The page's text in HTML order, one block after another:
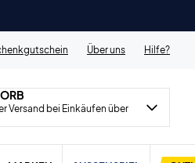
Über uns Hilfe?
Versand bei Einkäufen über